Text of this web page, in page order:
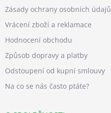
Zásady ochrany osobních údajů
Vrácení zboží a reklamace
Hodnocení obchodu
Způsob dopravy a platby
Odstoupení od kupní smlouvy
Na co se nás často ptáte?